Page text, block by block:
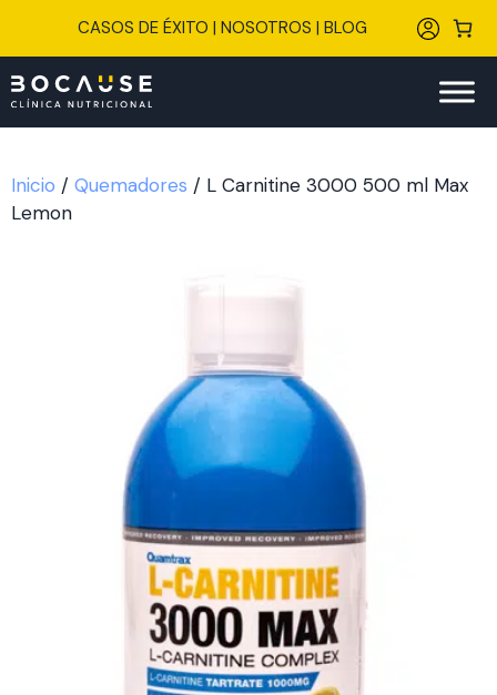
CASOS DE ÉXITO | NOSOTROS | BLOG
Inicio / Quemadores / L Carnitine 3000 500 ml Max
Lemon